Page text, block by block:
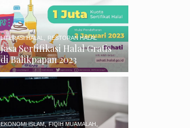
Jasa Sertifikasi Halal Gratis
di Balikpapan 2023
LITERASI HALAL , RESTORAN HALAL
EKONOMI ISLAM,FIQIH MUAMALAH